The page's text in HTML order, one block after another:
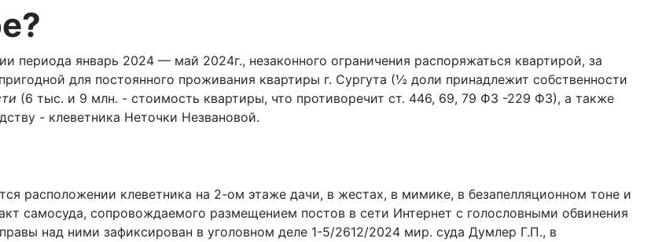
январь 2024 — май 2024г., незаконного ограничения распоряжаться квартирой, за
для постоянного проживания квартиры г. Сургута (½ доли принадлежит собственности
(6 тыс. и 9 млн. - стоимость квартиры, что противоречит ст. 446, 69, 79 ФЗ -229 ФЗ), а также
- клеветника Неточки Незвановой.
расположении клеветника на 2-ом этаже дачи, в жестах, в мимике, в безапелляционном тоне и
самосуда, сопровождаемого размещением постов в сети Интернет с голословными обвинения
над ними зафиксирован в уголовном деле 1-5/2612/2024 мир. суда Думлер Г.П., в